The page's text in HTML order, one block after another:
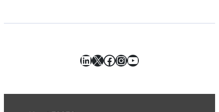
LinkedIn
X Facebook
Instagram
YouTube